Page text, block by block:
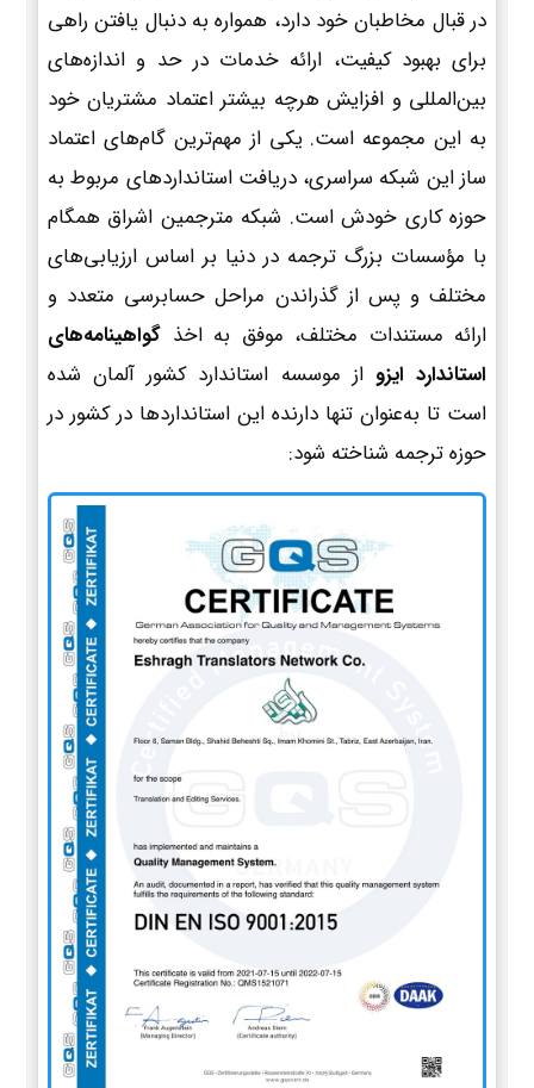
در قبال مخاطبان خود دارد، همواره به دنبال یافتن راهی
برای بهبود کیفیت، ارائه خدمات در حد و اندازه‌های
بین‌المللی و افزایش هرچه بیشتر اعتماد مشتریان خود
به این مجموعه است. یکی از مهم‌ترین گام‌های اعتماد
ساز این شبکه سراسری، دریافت استانداردهای مربوط به
حوزه کاری خودش است. شبکه مترجمین اشراق همگام
با مؤسسات بزرگ ترجمه در دنیا بر اساس ارزیابی‌های
مختلف و پس از گذراندن مراحل حسابرسی متعدد و
ارائه مستندات مختلف، موفق به اخذ گواهینامه‌های
استاندارد ایزو از موسسه استاندارد کشور آلمان شده
است تا به‌عنوان تنها دارنده این استانداردها در کشور در
حوزه ترجمه شناخته شود: